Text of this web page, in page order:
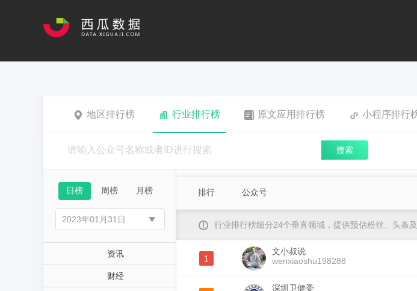
地区排行榜 行业排行榜 原文应用排行榜 小程序排行
搜索
日榜 周榜 月榜
资讯
财经
排行 公众号
行业排行榜细分24个垂直领域，提供预估粉丝、头条
1
文小叔说
wenxiaoshu198288
深圳卫健委